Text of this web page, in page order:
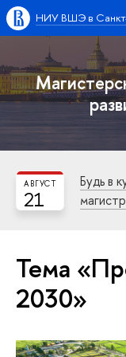
НИУ ВШЭ в
21
АВГУСТ
Будь в
Тема
2030»